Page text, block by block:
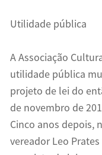
Utilidade pública
A Associação
utilidade pública
projeto de lei do
de novembro de
Cinco anos depois,
vereador Leo